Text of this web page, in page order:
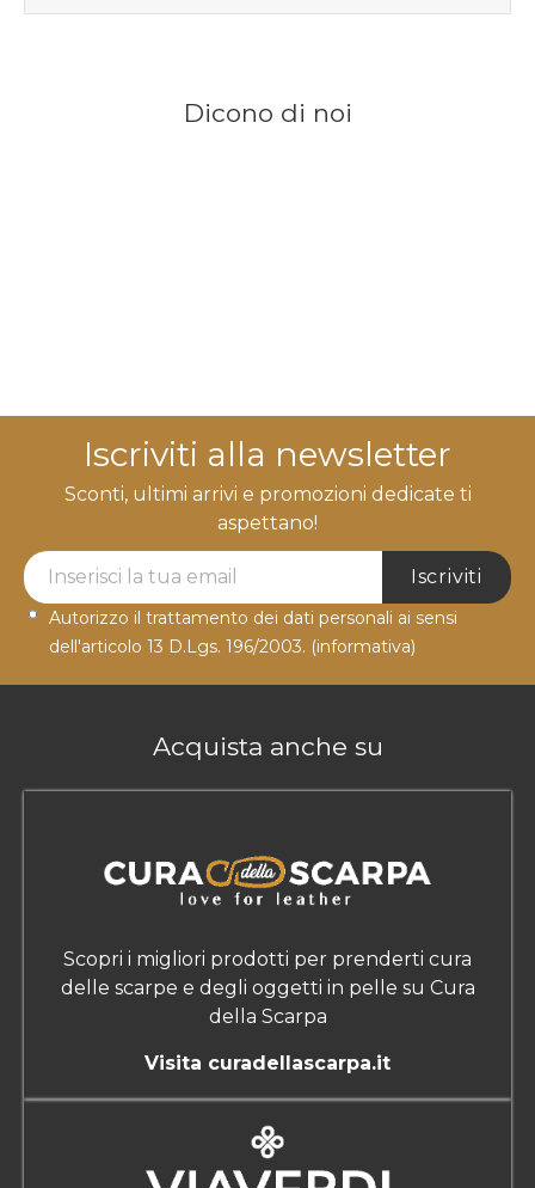
Dicono di noi
Iscriviti alla newsletter
Sconti, ultimi arrivi e promozioni dedicate ti
aspettano!
Newsletter Label
Iscriviti
Autorizzo il trattamento dei dati personali ai sensi
dell'articolo 13 D.Lgs. 196/2003. (informativa)
Acquista anche su
Scopri i migliori prodotti per prenderti cura
delle scarpe e degli oggetti in pelle su Cura
della Scarpa
Visita curadellascarpa.it